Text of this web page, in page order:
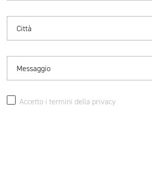
Città
Messaggio
Accetto i termini della privacy